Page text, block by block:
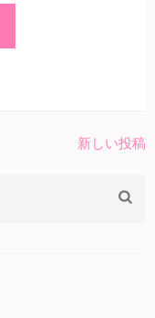
新しい投稿